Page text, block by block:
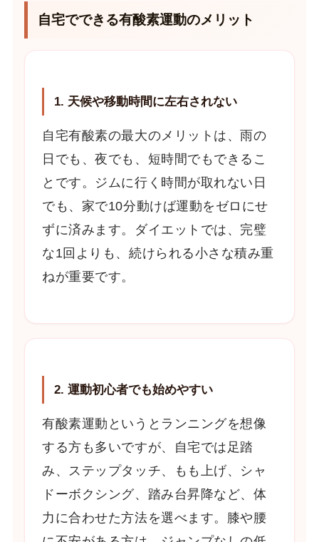
自宅でできる有酸素運動のメリット
1. 天候や移動時間に左右されない
自宅有酸素の最大のメリットは、雨の
日でも、夜でも、短時間でもできるこ
とです。ジムに行く時間が取れない日
でも、家で10分動けば運動をゼロにせ
ずに済みます。ダイエットでは、完璧
な1回よりも、続けられる小さな積み重
ねが重要です。
2. 運動初心者でも始めやすい
有酸素運動というとランニングを想像
する方も多いですが、自宅では足踏
み、ステップタッチ、もも上げ、シャ
ドーボクシング、踏み台昇降など、体
力に合わせた方法を選べます。膝や腰